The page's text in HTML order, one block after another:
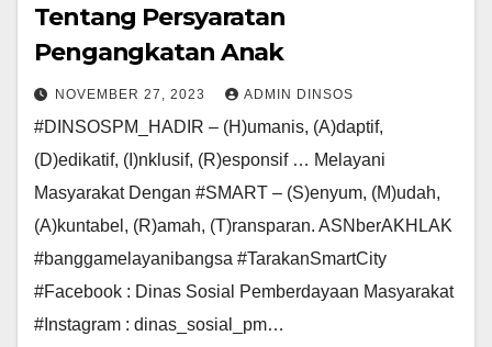
Tentang Persyaratan
Pengangkatan Anak
NOVEMBER 27, 2023 ADMIN DINSOS
#DINSOSPM_HADIR – (H)umanis, (A)daptif,
(D)edikatif, (I)nklusif, (R)esponsif … Melayani
Masyarakat Dengan #SMART – (S)enyum, (M)udah,
(A)kuntabel, (R)amah, (T)ransparan. ASNberAKHLAK
#banggamelayanibangsa #TarakanSmartCity
#Facebook : Dinas Sosial Pemberdayaan Masyarakat
#Instagram : dinas_sosial_pm…